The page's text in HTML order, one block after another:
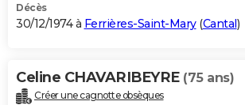
Décès
30/12/1974 à Ferrières-Saint-Mary(Cantal)
Celine CHAVARIBEYRE (75 ans)
Créer une cagnotte obsèques